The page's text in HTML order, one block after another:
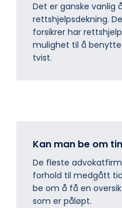
Det er ganske vanlig
rettshjelpsdekning.
forsikrer har
mulighet til å
tvist.
Kan man be om
De fleste
forhold til medgått
be om å få en
som er påløpt.